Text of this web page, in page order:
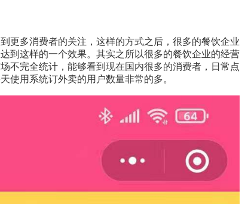
到更多消费者的关注，这样的方式之后，很多的餐饮企业
到这样的一个效果。其实之所以很多的餐饮企业的经营
不完全统计，能够看到现在国内很多的消费者，日常点
使用系统订外卖的用户数量非常的多。